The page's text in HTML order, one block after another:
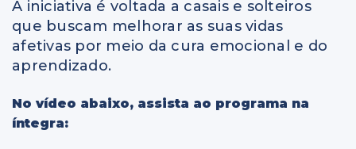
A iniciativa é voltada a casais e solteiros
que buscam melhorar as suas vidas
afetivas por meio da cura emocional e do
aprendizado.
No vídeo abaixo, assista ao programa na
íntegra: